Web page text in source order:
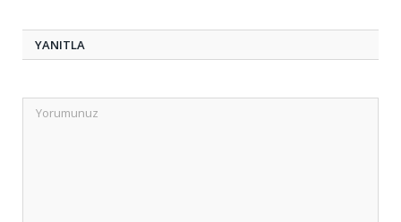
YANITLA